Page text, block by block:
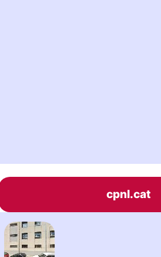
cpnl.cat